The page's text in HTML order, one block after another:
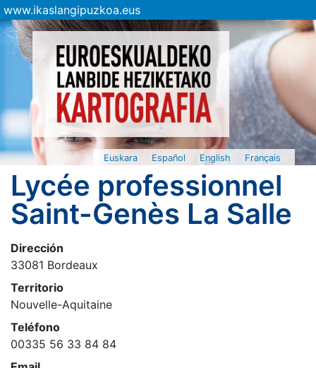
www.ikaslangipuzkoa.eus
Euskara Español English Français
Lycée professionnel
Saint-Genès La Salle
Dirección
33081 Bordeaux
Territorio
Nouvelle-Aquitaine
Teléfono
00335 56 33 84 84